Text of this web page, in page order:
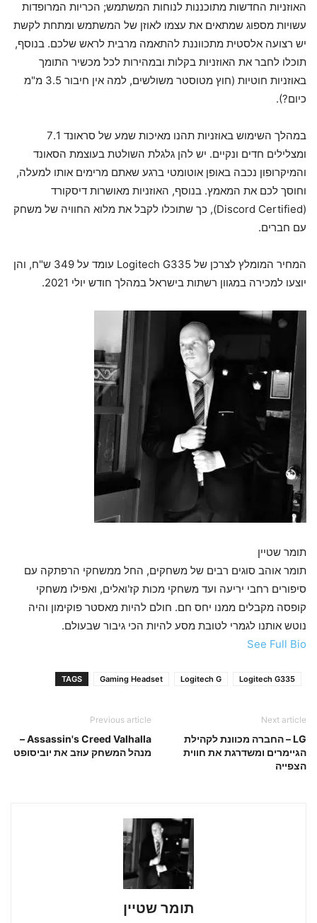
האוזניות החדשות מתוכננות לנוחות המשתמש; הכריות המרופדות
עשויות מספוג שמתאים את עצמו לאוזן של המשתמש ומתחת לקשת
יש רצועה אלסטית מתכווננת להתאמה מרבית לראש שלכם. בנוסף,
תוכלו לחבר את האוזניות בקלות ובמהירות לכל מכשיר התומך
באוזניות חוטיות (חוץ מטוסטר משולשים, למה אין חיבור 3.5 מ"מ
כיום?).
במהלך השימוש באוזניות תהנו מאיכות שמע של סראונד 7.1
ומצלילים חדים ונקיים. יש להן גלגלת השולטת בעוצמת הסאונד
והמיקרופון נכבה באופן אוטומטי ברגע שאתם מרימים אותו למעלה,
וחוסך לכם את המאמץ. בנוסף, האוזניות מאושרות דיסקורד
(Discord Certified), כך שתוכלו לקבל את מלוא החוויה של משחק
עם חברים.
המחיר המומלץ לצרכן של Logitech G335 עומד על 349 ש"ח, והן
יוצעו למכירה במגוון רשתות בישראל במהלך חודש יולי 2021.
תומר שטיין
תומר אוהב סוגים רבים של משחקים, החל ממשחקי הרפתקה עם
סיפורים רחבי יריעה ועד משחקי מכות קז'ואלים, ואפילו משחקי
קופסה מקבלים ממנו יחס חם. חולם להיות מאסטר פוקימון והיה
נוטש אותנו לגמרי לטובת מסע להיות הכי גיבור שבעולם.
See Full Bio
TAGS Gaming Headset Logitech G Logitech G335
Previous article
Assassin's Creed Valhalla –
מנהל המשחק עוזב את יוביסופט
Next article
LG – החברה מכוונת לקהילת
הגיימרים ומשדרגת את חווית
הצפייה
תומר שטיין